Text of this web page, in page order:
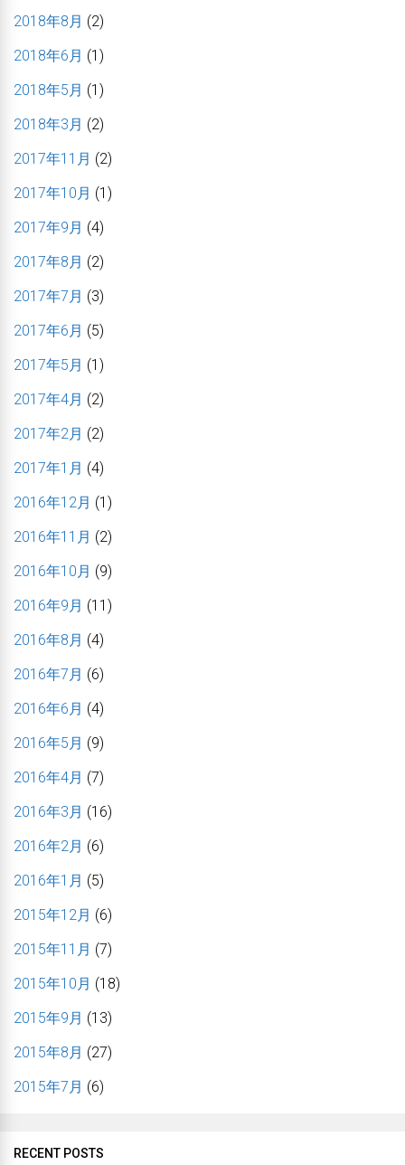
2018年8月 (2)
2018年6月 (1)
2018年5月 (1)
2018年3月 (2)
2017年11月 (2)
2017年10月 (1)
2017年9月 (4)
2017年8月 (2)
2017年7月 (3)
2017年6月 (5)
2017年5月 (1)
2017年4月 (2)
2017年2月 (2)
2017年1月 (4)
2016年12月 (1)
2016年11月 (2)
2016年10月 (9)
2016年9月 (11)
2016年8月 (4)
2016年7月 (6)
2016年6月 (4)
2016年5月 (9)
2016年4月 (7)
2016年3月 (16)
2016年2月 (6)
2016年1月 (5)
2015年12月 (6)
2015年11月 (7)
2015年10月 (18)
2015年9月 (13)
2015年8月 (27)
2015年7月 (6)
RECENT POSTS